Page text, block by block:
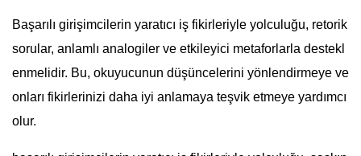
Başarılı girişimcilerin yaratıcı iş fikirleriyle yolculuğu, retorik
sorular, anlamlı analogiler ve etkileyici metaforlarla destekl
enmelidir. Bu, okuyucunun düşüncelerini yönlendirmeye ve
onları fikirlerinizi daha iyi anlamaya teşvik etmeye yardımcı
olur.